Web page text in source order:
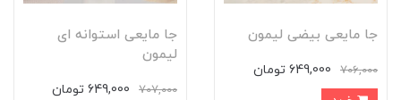
جا مایعی بیضی لیمون
706,000 649,000 تومان
جا مایعی استوانه ای
لیمون
707,000 649,000 تومان